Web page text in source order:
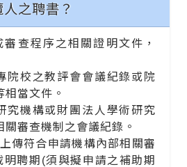
之聘書？
查程序之相關證明文件，
院校之教評會會議紀錄或院
相當文件。
究機構或財團法人學術研究
關審查機制之會議紀錄。
傳符合申請機構內部相關審
明聘期(須與擬申請之補助期